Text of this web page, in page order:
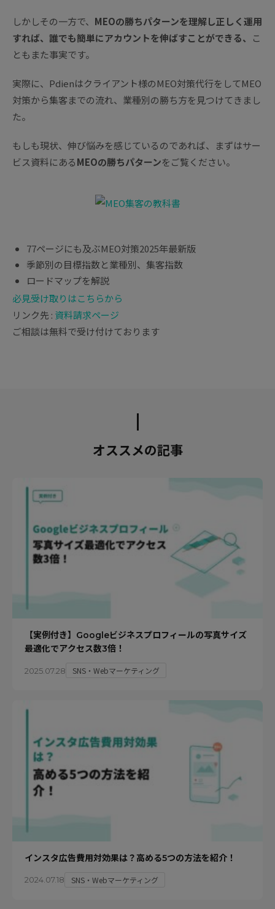
しかしその一方で、 MEOの勝ちパターンを理解し正しく運用
すれば、誰でも簡単にアカウントを伸ばすことができる、
こ
ともまた事実です。
実際に、Pdienはクライアント様のMEO対策代行をしてMEO
対策から集客までの流れ、業種別の勝ち方を見つけてきまし
た。
もしも現状、伸び悩みを感じているのであれば、まずはサー
ビス資料にあるMEOの勝ちパターンをご覧ください。
77ページにも及ぶMEO対策2025年最新版
季節別の目標指数と業種別、集客指数
ロードマップを解説
必見受け取りはこちらから
リンク先 : 資料請求ページ
ご相談は無料で受け付けております
オススメの記事
【実例付き】Googleビジネスプロフィールの写真サイズ
最適化でアクセス数3倍！
2025.07.28 SNS・Webマーケティング
インスタ広告費用対効果は？高める5つの方法を紹介！
2024.07.18 SNS・Webマーケティング